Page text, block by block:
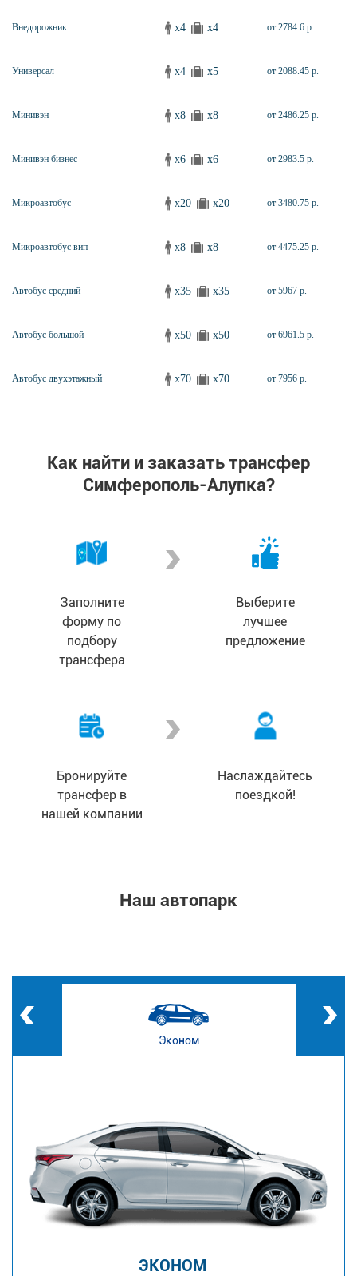
Внедорожник x4 x4 от 2784.6 р.
Универсал x4 x5 от 2088.45 р.
Минивэн x8 x8 от 2486.25 р.
Минивэн бизнес x6 x6 от 2983.5 р.
Микроавтобус x20 x20 от 3480.75 р.
Микроавтобус вип x8 x8 от 4475.25 р.
Автобус средний x35 x35 от 5967 р.
Автобус большой x50 x50 от 6961.5 р.
Автобус двухэтажный x70 x70 от 7956 р.
Как найти и заказать трансфер
Симферополь-Алупка?
Заполните
форму по
подбору
трансфера
Выберите
лучшее
предложение
Бронируйте
трансфер в
нашей компании
Наслаждайтесь
поездкой!
Наш автопарк
Эконом
ЭКОНОМ